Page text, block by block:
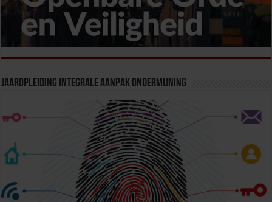
Jaaropleiding Integrale Aanpak Ondermijning